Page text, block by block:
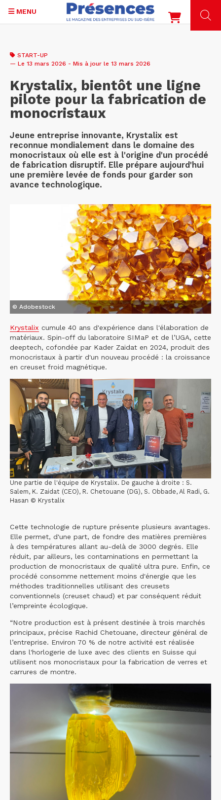
contenu
MENU
START-UP
— Le 13 mars 2026 - Mis à jour le 13 mars 2026
Krystalix, bientôt une ligne
pilote pour la fabrication de
monocristaux
Jeune entreprise innovante, Krystalix est
reconnue mondialement dans le domaine des
monocristaux où elle est à l'origine d'un procédé
de fabrication disruptif. Elle prépare aujourd'hui
une première levée de fonds pour garder son
avance technologique.
© Adobestock
Krystalix cumule 40 ans d'expérience dans l'élaboration de
matériaux. Spin-off du laboratoire SIMaP et de l’UGA, cette
deeptech, cofondée par Kader Zaidat en 2024, produit des
monocristaux à partir d'un nouveau procédé : la croissance
en creuset froid magnétique.
Une partie de l'équipe de Krystalix. De gauche à droite : S.
Salem, K. Zaidat (CEO), R. Chetouane (DG), S. Obbade, Al Radi, G.
Hasan © Krystalix
Cette technologie de rupture présente plusieurs avantages.
Elle permet, d'une part, de fondre des matières premières
à des températures allant au-delà de 3000 degrés. Elle
réduit, par ailleurs, les contaminations en permettant la
production de monocristaux de qualité ultra pure. Enfin, ce
procédé consomme nettement moins d'énergie que les
méthodes traditionnelles utilisant des creusets
conventionnels (creuset chaud) et par conséquent réduit
l’empreinte écologique.
“Notre production est à présent destinée à trois marchés
principaux, précise Rachid Chetouane, directeur général de
l’entreprise. Environ 70 % de notre activité est réalisée
dans l'horlogerie de luxe avec des clients en Suisse qui
utilisent nos monocristaux pour la fabrication de verres et
carrures de montre.